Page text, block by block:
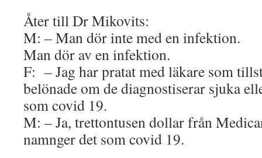
Åter till Dr Mikovits:
M: – Man dör inte med en infektion.
Man dör av en infektion.
F: – Jag har pratat med läkare som
belönade om de diagnostiserar sjuka
som covid 19.
M: – Ja, trettontusen dollar från
namnger det som covid 19.